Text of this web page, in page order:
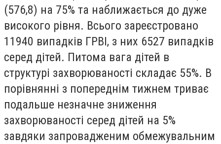
(576,8) на 75% та наближається до дуже
високого рівня. Всього зареєстровано
11940 випадків ГРВІ, з них 6527 випадків
серед дітей. Питома вага дітей в
структурі захворюваності складає 55%. В
порівнянні з попереднім тижнем триває
подальше незначне зниження
захворюваності серед дітей на 5%
завдяки запровадженим обмежувальним